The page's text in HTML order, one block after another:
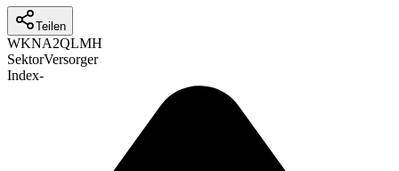
Teilen
WKNA2QLMH
SektorVersorger
Index-